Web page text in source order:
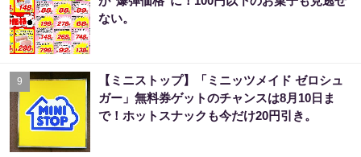
ない。
9
【ミニストップ】「ミニッツメイド ゼロシュ
ガー」無料券ゲットのチャンスは8月10日ま
で！ホットスナックも今だけ20円引き。